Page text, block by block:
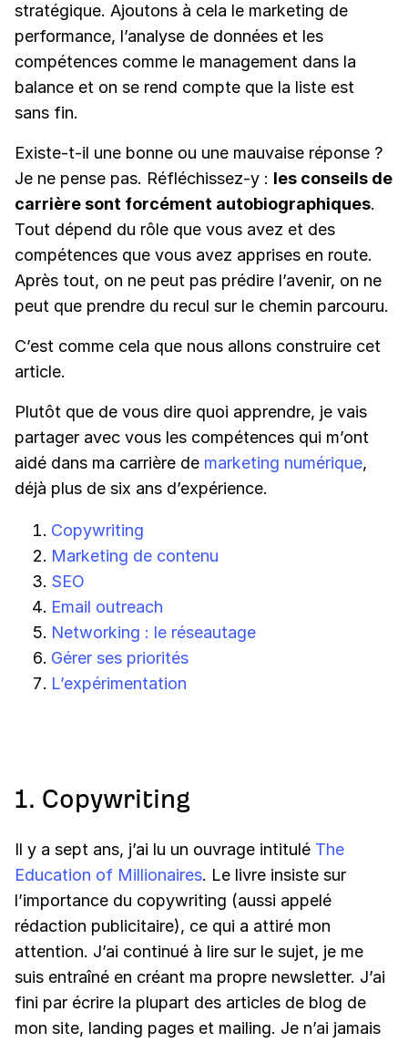
stratégique. Ajoutons à cela le marketing de
performance, l’analyse de données et les
compétences comme le management dans la
balance et on se rend compte que la liste est
sans fin.
Existe-t-il une bonne ou une mauvaise réponse ?
Je ne pense pas. Réfléchissez-y : les conseils de
carrière sont forcément autobiographiques.
Tout dépend du rôle que vous avez et des
compétences que vous avez apprises en route.
Après tout, on ne peut pas prédire l’avenir, on ne
peut que prendre du recul sur le chemin parcouru.
C’est comme cela que nous allons construire cet
article.
Plutôt que de vous dire quoi apprendre, je vais
partager avec vous les compétences qui m’ont
aidé dans ma carrière de marketing numérique,
déjà plus de six ans d’expérience.
Copywriting
Marketing de contenu
SEO
Email outreach
Networking : le réseautage
Gérer ses priorités
L’expérimentation
1. Copywriting
Il y a sept ans, j’ai lu un ouvrage intitulé The
Education of Millionaires. Le livre insiste sur
l’importance du copywriting (aussi appelé
rédaction publicitaire), ce qui a attiré mon
attention. J’ai continué à lire sur le sujet, je me
suis entraîné en créant ma propre newsletter. J’ai
fini par écrire la plupart des articles de blog de
mon site, landing pages et mailing. Je n’ai jamais